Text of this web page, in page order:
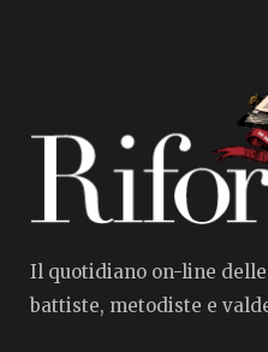
Il quotidiano on-line
battiste, metodiste e